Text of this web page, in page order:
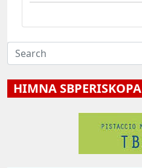
HIMNA SBPERISKOPA